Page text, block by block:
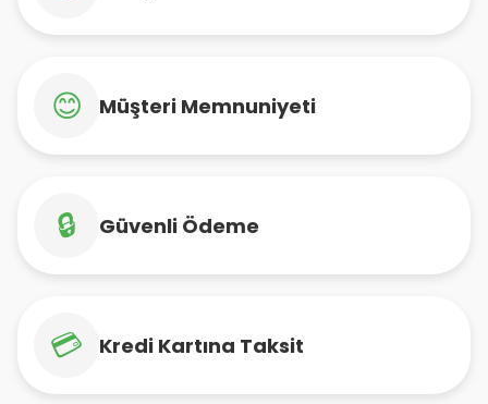
😊 Müşteri Memnuniyeti
🔒 Güvenli Ödeme
💳 Kredi Kartına Taksit